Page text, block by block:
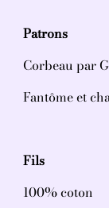
Patrons
Corbeau par
Fantôme et
Fils
100% coton